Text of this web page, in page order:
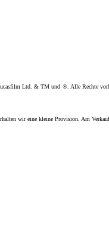
Ltd. & TM und ®. Alle Rechte
wir eine kleine Provision. Am